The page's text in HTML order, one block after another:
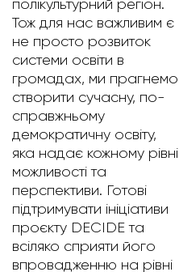
полікультурний регіон.
Тож для нас важливим є
не просто розвиток
системи освіти в
громадах, ми прагнемо
створити сучасну, по-
справжньому
демократичну освіту,
яка надає кожному рівні
можливості та
перспективи. Готові
підтримувати ініціативи
проєкту DECIDE та
всіляко сприяти його
впровадженню на рівні